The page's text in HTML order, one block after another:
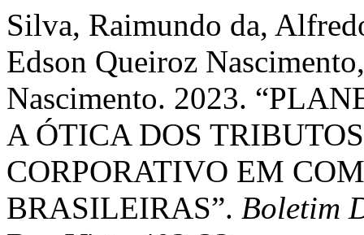
Silva, Raimundo da,
Edson Queiroz
Nascimento. 2023.
A ÓTICA DOS
CORPORATIVO EM
BRASILEIRAS”. Boletim